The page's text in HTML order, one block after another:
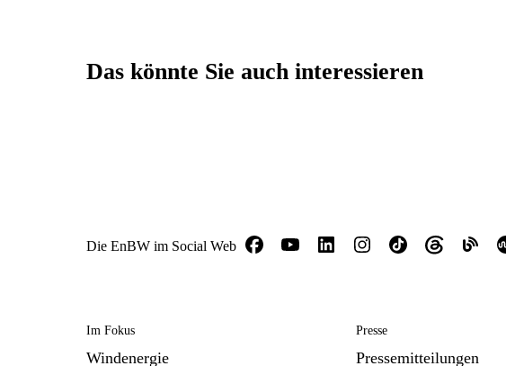
Das könnte Sie auch interessieren
Die EnBW im Social Web
Im Fokus
Windenergie
Presse
Pressemitteilungen